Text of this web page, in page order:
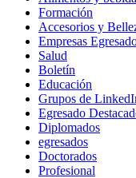
Formación
Accesorios y
Empresas
Salud
Boletín
Educación
Grupos de
Egresado
Diplomados
egresados
Doctorados
Profesional